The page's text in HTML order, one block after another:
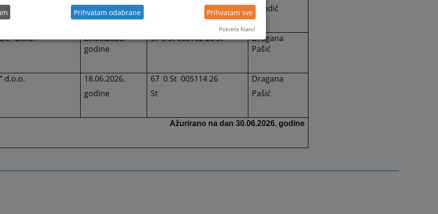
godine
Mandić
d.o.o.
29.05.2026.
godine
67 0 St 005102 26 St
Dragana
Pašić
d.o.o.
18.06.2026.
godine
67 0 St 005114 26
St
Dragana
Pašić
Ažurirano na dan 30.06.2026. godine
Prihvatam odabrane Prihvatam sve
Pokreće Klaro!